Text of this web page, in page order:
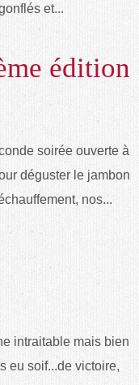
et...
édition
soirée ouverte à
déguster le jambon
nos...
intraitable mais bien
eu soif...de victoire,